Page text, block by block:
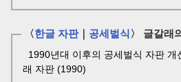
〈한글 자판｜ 공세벌식 〉 글갈래
1990년대 이후의 공세벌식 자판
래 자판 (1990)